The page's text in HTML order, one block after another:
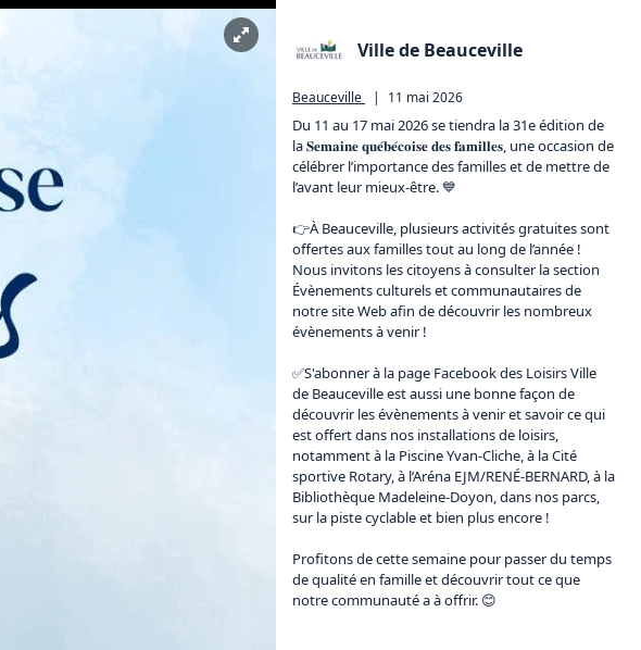
Ville de Beauceville
Beauceville | 11 mai 2026
Du 11 au 17 mai 2026 se tiendra la 31e édition de
la 𝐒𝐞𝐦𝐚𝐢𝐧𝐞 𝐪𝐮𝐞́𝐛𝐞́𝐜𝐨𝐢𝐬𝐞 𝐝𝐞𝐬 𝐟𝐚𝐦𝐢𝐥𝐥𝐞𝐬, une occasion de
célébrer l’importance des familles et de mettre de
l’avant leur mieux-être. 💙
👉À Beauceville, plusieurs activités gratuites sont
offertes aux familles tout au long de l’année !
Nous invitons les citoyens à consulter la section
Évènements culturels et communautaires de
notre site Web afin de découvrir les nombreux
évènements à venir !
✅S'abonner à la page Facebook des Loisirs Ville
de Beauceville est aussi une bonne façon de
découvrir les évènements à venir et savoir ce qui
est offert dans nos installations de loisirs,
notamment à la Piscine Yvan-Cliche, à la Cité
sportive Rotary, à l’Aréna EJM/RENÉ-BERNARD, à la
Bibliothèque Madeleine-Doyon, dans nos parcs,
sur la piste cyclable et bien plus encore !
Profitons de cette semaine pour passer du temps
de qualité en famille et découvrir tout ce que
notre communauté a à offrir. 😊